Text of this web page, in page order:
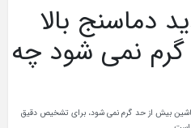
دماسنج بالا
نمی شود چه
ماشین بیش از حد گرم نمی شود، برای تشخیص دقیق